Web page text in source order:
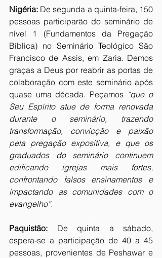
Nigéria: De segunda a quinta-feira, 150
pessoas participarão do seminário de
nível 1 (Fundamentos da Pregação
Bíblica) no Seminário Teológico São
Francisco de Assis, em Zaria. Demos
graças a Deus por reabrir as portas de
colaboração com este seminário após
quase uma década. Peçamos “que o
Seu Espírito atue de forma renovada
durante o seminário, trazendo
transformação, convicção e paixão
pela pregação expositiva, e que os
graduados do seminário continuem
edificando igrejas mais fortes,
confrontando falsos ensinamentos e
impactando as comunidades com o
evangelho”.
Paquistão: De quinta a sábado,
espera-se a participação de 40 a 45
pessoas, provenientes de Peshawar e